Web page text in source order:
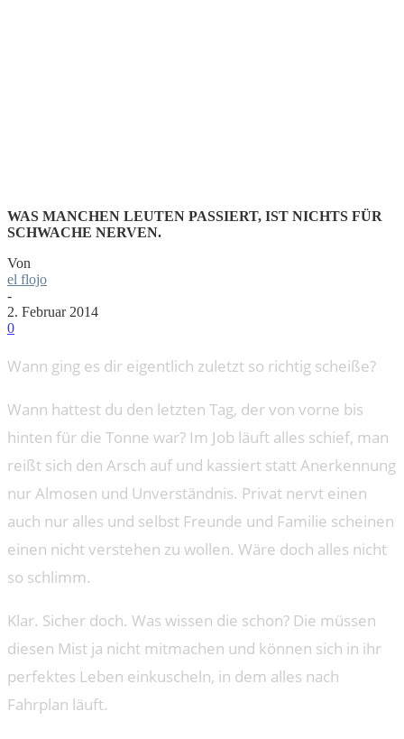
WAS MANCHEN LEUTEN PASSIERT, IST NICHTS FÜR
SCHWACHE NERVEN.
Von
el flojo
-
2. Februar 2014
0
Wann ging es dir eigentlich zuletzt so richtig scheiße?
Wann hattest du den letzten Tag, der von vorne bis
hinten für die Tonne war? Im Job läuft alles schief, man
reißt sich den Arsch auf und kassiert statt Anerkennung
nur Almosen und Unverständnis. Privat nervt einen
auch nur alles und selbst Freunde und Familie scheinen
einen nicht verstehen zu wollen. Wäre doch alles nicht
so schlimm.
Klar. Sicher doch. Was wissen die schon? Die müssen
diesen Mist ja nicht mitmachen und können sich in ihr
perfektes Leben einkuscheln, in dem alles nach
Fahrplan läuft.